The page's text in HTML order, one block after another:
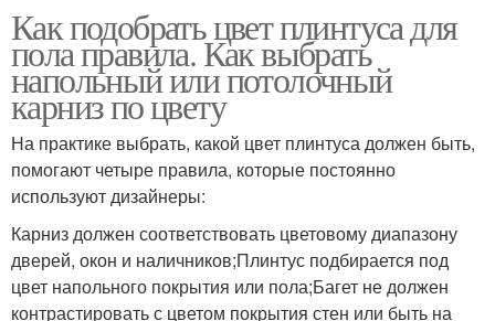
Как подобрать цвет плинтуса для
пола правила. Как выбрать
напольный или потолочный
карниз по цвету
На практике выбрать, какой цвет плинтуса должен быть,
помогают четыре правила, которые постоянно
используют дизайнеры:
Карниз должен соответствовать цветовому диапазону
дверей, окон и наличников;Плинтус подбирается под
цвет напольного покрытия или пола;Багет не должен
контрастировать с цветом покрытия стен или быть на